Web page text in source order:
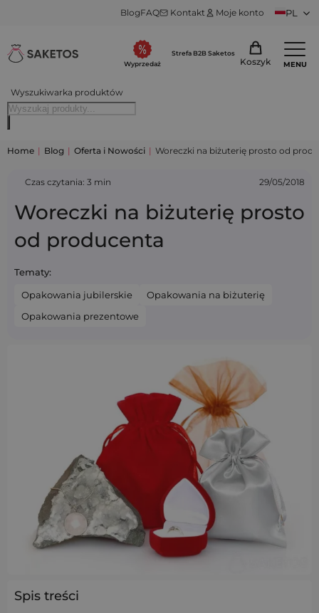
BlogFAQ Kontakt Moje konto PL
Wyszukiwarka produktów
Wyprzedaż
Strefa B2B Saketos
Koszyk MENU
Home | Blog | Oferta i Nowości | Woreczki na biżuterię prosto od
Czas czytania: 3 min 29/05/2018
Woreczki na biżuterię prosto
od producenta
Tematy:
Opakowania jubilerskie
Opakowania na biżuterię
Opakowania prezentowe
Spis treści